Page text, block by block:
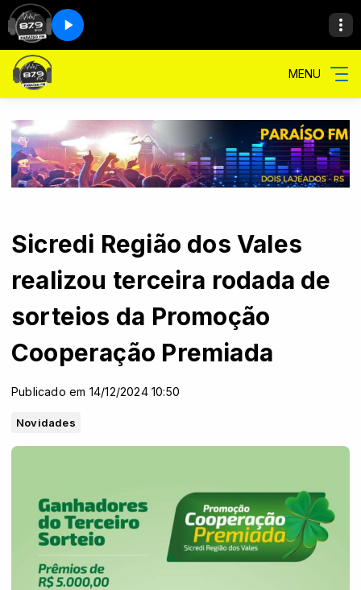
MENU
Sicredi Região dos Vales
realizou terceira rodada de
sorteios da Promoção
Cooperação Premiada
Publicado em 14/12/2024 10:50
Novidades